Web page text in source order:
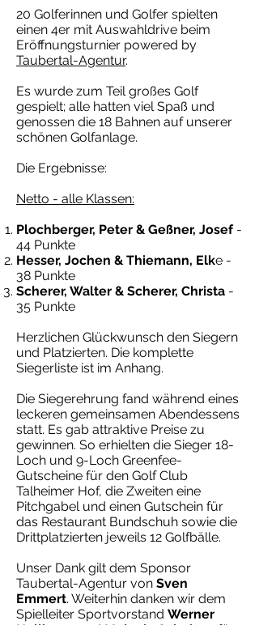
20 Golferinnen und Golfer spielten
einen 4er mit Auswahldrive beim
Eröffnungsturnier powered by
Taubertal-Agentur.
Es wurde zum Teil großes Golf
gespielt; alle hatten viel Spaß und
genossen die 18 Bahnen auf unserer
schönen Golfanlage.
Die Ergebnisse:
Netto - alle Klassen:
Plochberger, Peter & Geßner, Josef-
44 Punkte
Hesser, Jochen & Thiemann, Elke -
38 Punkte
Scherer, Walter & Scherer, Christa -
35 Punkte
Herzlichen Glückwunsch den Siegern
und Platzierten. Die komplette
Siegerliste ist im Anhang.
Die Siegerehrung fand während eines
leckeren gemeinsamen Abendessens
statt. Es gab attraktive Preise zu
gewinnen. So erhielten die Sieger 18-
Loch und 9-Loch Greenfee-
Gutscheine für den Golf Club
Talheimer Hof, die Zweiten eine
Pitchgabel und einen Gutschein für
das Restaurant Bundschuh sowie die
Drittplatzierten jeweils 12 Golfbälle.
Unser Dank gilt dem Sponsor
Taubertal-Agentur von Sven
Emmert. Weiterhin danken wir dem
Spielleiter Sportvorstand Werner